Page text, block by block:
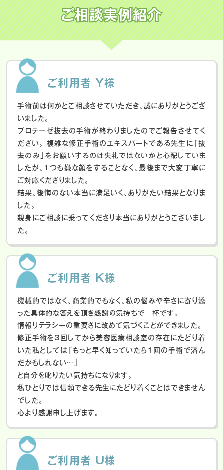
ご相談実例紹介
ご利用者 Y様
手術前は何かとご相談させていただき、誠にありがとうござ
いました。
プロテーゼ抜去の手術が終わりましたのでご報告させてく
ださい。
複雑な修正手術のエキスパートである先生に「抜
去のみ」をお願いするのは失礼ではないかと心配していま
したが、１つも嫌な顔をすることなく、最後まで大変丁寧に
ご対応くださりました。
結果、後悔のない本当に満足いく、ありがたい結果となりま
した。
親身にご相談に乗ってくださり本当にありがとうございまし
た。
ご利用者 K様
機械的ではなく、商業的でもなく、私の悩みや辛さに寄り添
った具体的な答えを頂き感謝の気持ちで一杯です。
情報リテラシーの重要さに改めて気づくことができました。
修正手術を3回してから美容医療相談室の存在にたどり着
いた私としては「もっと早く知っていたら1回の手術で済ん
だかもしれない…」
と自分を叱りたい気持ちになります。
私ひとりでは信頼できる先生にたどり着くことはできません
でした。
心より感謝申し上げます。
ご利用者 U様